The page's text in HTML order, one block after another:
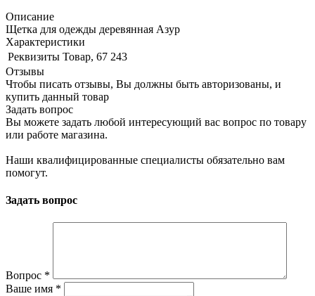
Описание
Щетка для одежды деревянная Азур
Характеристики
Реквизиты Товар, 67 243
Отзывы
Чтобы писать отзывы, Вы должны быть авторизованы, и
купить данный товар
Задать вопрос
Вы можете задать любой интересующий вас вопрос по товару
или работе магазина.
Наши квалифицированные специалисты обязательно вам
помогут.
Задать вопрос
Вопрос *
Ваше имя *